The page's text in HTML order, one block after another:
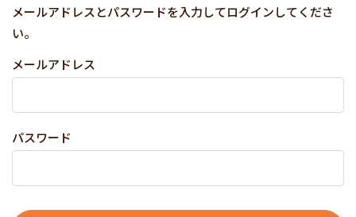
メールアドレスとパスワードを入力してログインしてくださ
い。
メールアドレス
パスワード